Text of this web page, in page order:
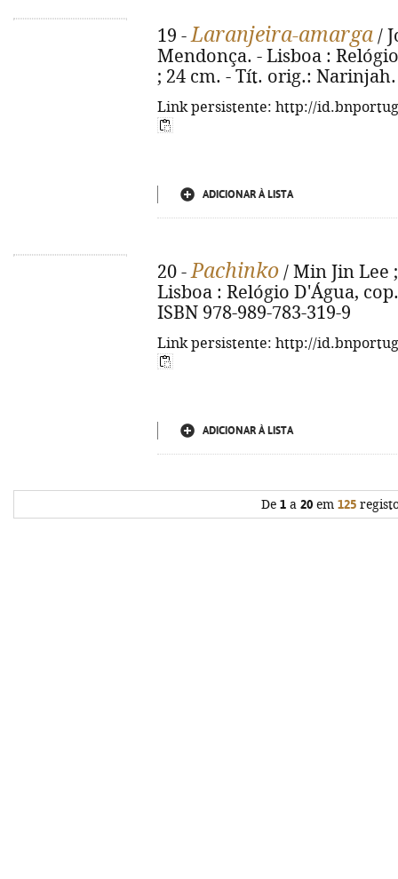
19 -Laranjeira-amarga /
Mendonça. - Lisboa :
; 24 cm. - Tít. orig.: Narinjah.
Link persistente: http://
ADICIONAR À LISTA
20 -Pachinko / Min Jin Lee
Lisboa : Relógio D'Água,
ISBN 978-989-783-319-9
Link persistente: http://
ADICIONAR À LISTA
De 1 a 20 em 125